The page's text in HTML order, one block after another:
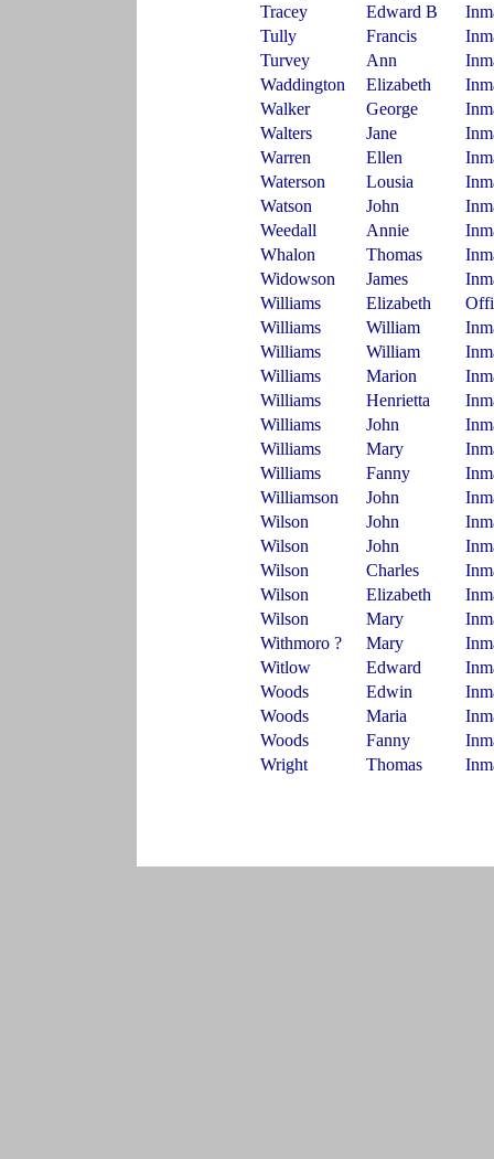
Tracey
Edward B
Tully
Francis
Turvey
Ann
Waddington
Elizabeth
Walker
George
Walters
Jane
Warren
Ellen
Waterson
Lousia
Watson
John
Weedall
Annie
Whalon
Thomas
Widowson
James
Williams
Elizabeth
Williams
William
Williams
William
Williams
Marion
Williams
Henrietta
Williams
John
Williams
Mary
Williams
Fanny
Williamson
John
Wilson
John
Wilson
John
Wilson
Charles
Wilson
Elizabeth
Wilson
Mary
Withmoro ?
Mary
Witlow
Edward
Woods
Edwin
Woods
Maria
Woods
Fanny
Wright
Thomas